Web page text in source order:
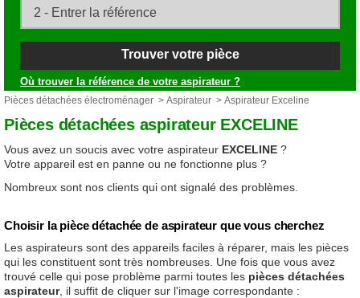
Trouver votre pièce
Où trouver la référence de votre aspirateur ?
Pièces détachées électroménager > Aspirateur > Aspirateur Exceline
Pièces détachées aspirateur EXCELINE
Vous avez un soucis avec votre aspirateur EXCELINE ?
Votre appareil est en panne ou ne fonctionne plus ?
Nombreux sont nos clients qui ont signalé des problèmes.
Choisir la pièce détachée de aspirateur que vous cherchez
Les aspirateurs sont des appareils faciles à réparer, mais les pièces
qui les constituent sont très nombreuses. Une fois que vous avez
trouvé celle qui pose problème parmi toutes les pièces détachées
aspirateur, il suffit de cliquer sur l'image correspondante :